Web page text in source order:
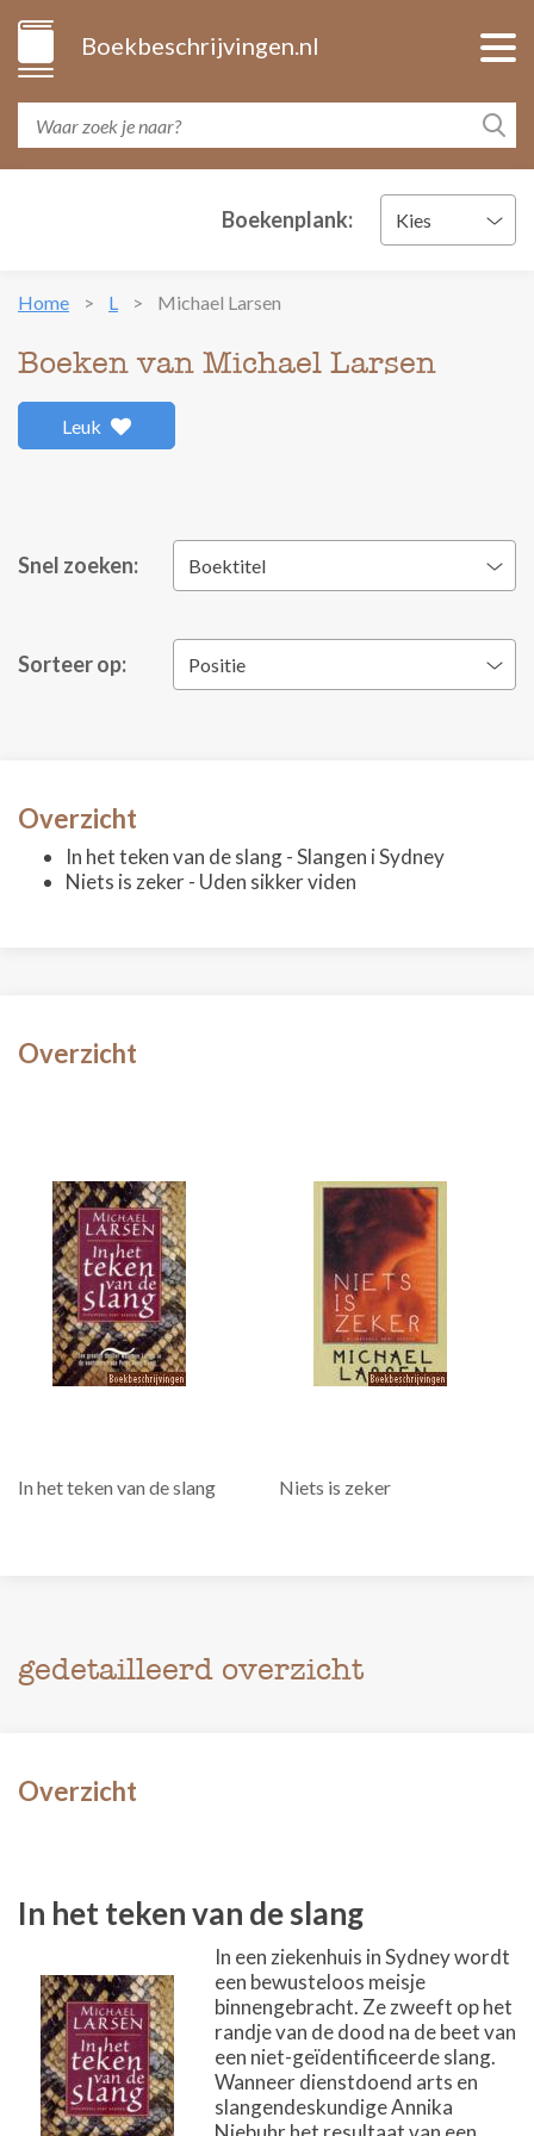
Boekbeschrijvingen.nl
Boekenplank: Kies
Home L Michael Larsen
Boeken van Michael Larsen
Leuk
Snel zoeken: Boektitel
Sorteer op: Positie
Overzicht
In het teken van de slang - Slangen i Sydney
Niets is zeker - Uden sikker viden
Overzicht
In het teken van de slang Niets is zeker
gedetailleerd overzicht
Overzicht
In het teken van de slang
In een ziekenhuis in Sydney wordt
een bewusteloos meisje
binnengebracht. Ze zweeft op het
randje van de dood na de beet van
een niet-geïdentificeerde slang.
Wanneer dienstdoend arts en
slangendeskundige Annika